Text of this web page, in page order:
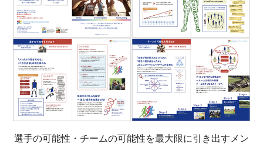
選手の可能性・チームの可能性を最大限に引き出すメン